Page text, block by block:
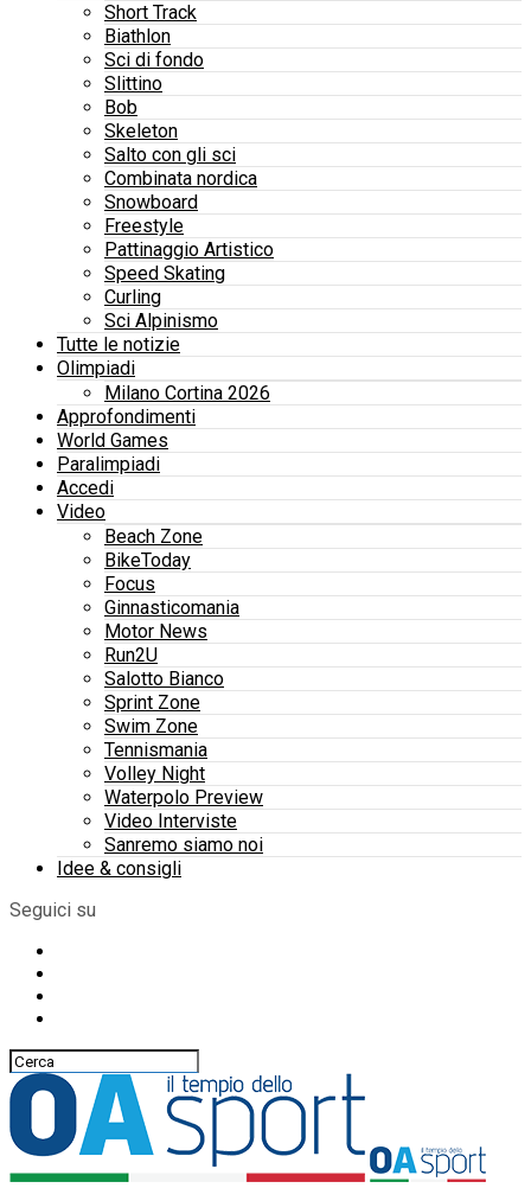
Short Track
Biathlon
Sci di fondo
Slittino
Bob
Skeleton
Salto con gli sci
Combinata nordica
Snowboard
Freestyle
Pattinaggio Artistico
Speed Skating
Curling
Sci Alpinismo
Tutte le notizie
Olimpiadi
Milano Cortina 2026
Approfondimenti
World Games
Paralimpiadi
Accedi
Video
Beach Zone
BikeToday
Focus
Ginnasticomania
Motor News
Run2U
Salotto Bianco
Sprint Zone
Swim Zone
Tennismania
Volley Night
Waterpolo Preview
Video Interviste
Sanremo siamo noi
Idee & consigli
Seguici su